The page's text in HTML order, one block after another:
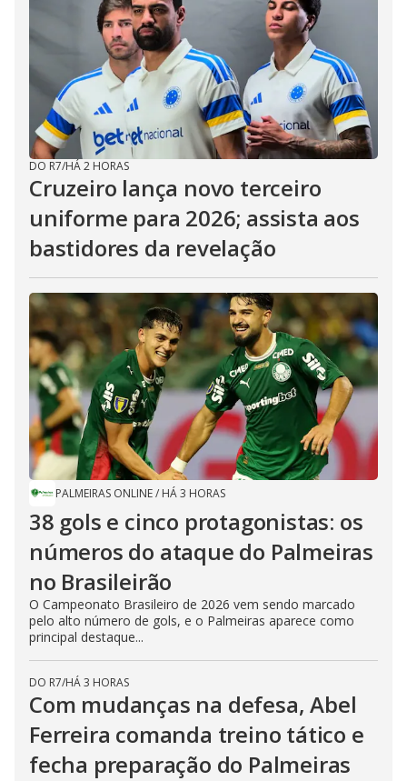
DO R7/HÁ 2 HORAS
Cruzeiro lança novo terceiro
uniforme para 2026; assista aos
bastidores da revelação
PALMEIRAS ONLINE/ HÁ 3 HORAS
38 gols e cinco protagonistas: os
números do ataque do Palmeiras
no Brasileirão
O Campeonato Brasileiro de 2026 vem sendo marcado
pelo alto número de gols, e o Palmeiras aparece como
principal destaque...
DO R7/HÁ 3 HORAS
Com mudanças na defesa, Abel
Ferreira comanda treino tático e
fecha preparação do Palmeiras